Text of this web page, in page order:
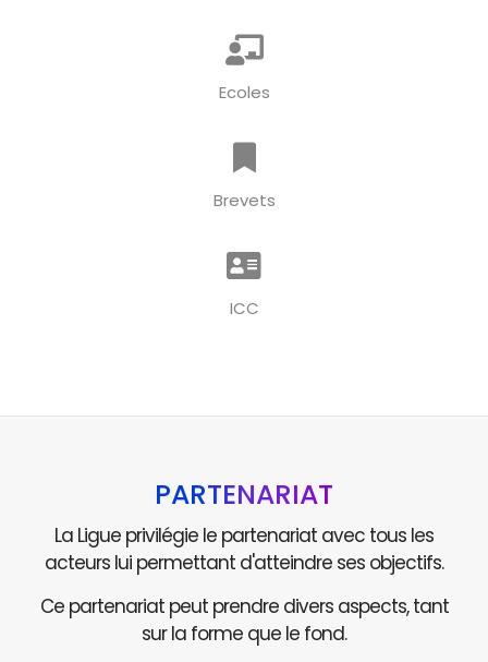
Ecoles
Brevets
ICC
PARTENARIAT
La Ligue privilégie le partenariat avec tous les
acteurs lui permettant d'atteindre ses objectifs.
Ce partenariat peut prendre divers aspects, tant
sur la forme que le fond.